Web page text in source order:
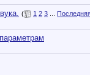
( 1 2 3